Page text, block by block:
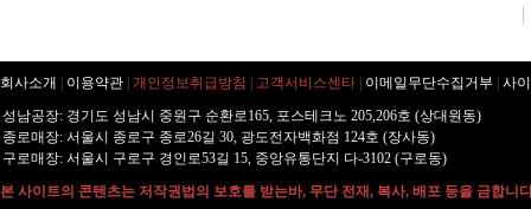
회사소개 이용약관 개인정보취급방침 고객서비스센타 이메일무단수집거부
사
성남공장: 경기도 성남시 중원구 순환로165, 포스테크노 205,206호 (상대원동)
종로매장: 서울시 종로구 종로26길 30, 광도전자백화점 124호 (장사동)
구로매장: 서울시 구로구 경인로53길 15, 중앙유통단지 다-3102 (구로동)
본 사이트의 콘텐츠는 저작권법의 보호를 받는바, 무단 전재, 복사, 배포 등을 금합니